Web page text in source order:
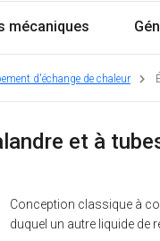
mécaniques
d'échange de chaleur
et à
Conception classique à
duquel un autre liquide de